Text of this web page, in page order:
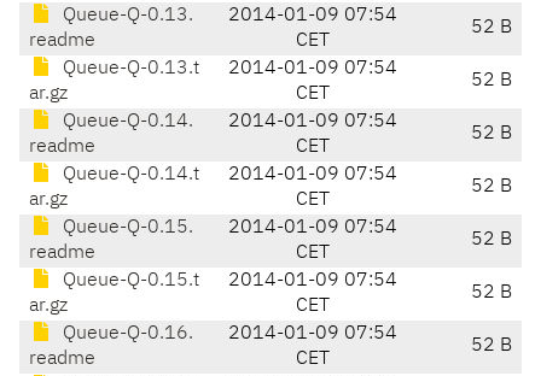
Queue-Q-0.13.
readme
2014-01-09 07:54
CET
52 B
Queue-Q-0.13.t
ar.gz
2014-01-09 07:54
CET
52 B
Queue-Q-0.14.
readme
2014-01-09 07:54
CET
52 B
Queue-Q-0.14.t
ar.gz
2014-01-09 07:54
CET
52 B
Queue-Q-0.15.
readme
2014-01-09 07:54
CET
52 B
Queue-Q-0.15.t
ar.gz
2014-01-09 07:54
CET
52 B
Queue-Q-0.16.
readme
2014-01-09 07:54
CET
52 B